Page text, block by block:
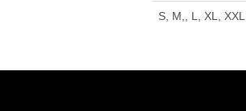
S, M,, L, XL, XXL